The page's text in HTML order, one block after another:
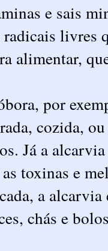
e sais
radicais livres
alimentar,
por
cozida,
Já a
toxinas e
a
chás e